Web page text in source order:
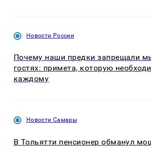
Новости России
Почему наши предки запрещали
гостях: примета, которую
каждому
Новости Самары
В Тольятти пенсионер обманул